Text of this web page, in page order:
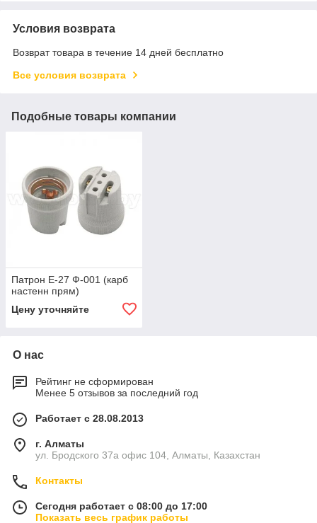
Условия возврата
Возврат товара в течение 14 дней бесплатно
Все условия возврата
Подобные товары компании
Патрон Е-27 Ф-001 (карб
настенн прям)
Цену уточняйте
О нас
Рейтинг не сформирован
Менее 5 отзывов за последний год
Работает с 28.08.2013
г. Алматы
ул. Бродского 37а офис 104, Алматы, Казахстан
Контакты
Сегодня работает с 08:00 до 17:00
Показать весь график работы